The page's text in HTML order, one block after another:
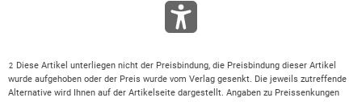
2 Diese Artikel unterliegen nicht der Preisbindung, die Preisbindung dieser Artikel
wurde aufgehoben oder der Preis wurde vom Verlag gesenkt. Die jeweils zutreffende
Alternative wird Ihnen auf der Artikelseite dargestellt. Angaben zu Preissenkungen